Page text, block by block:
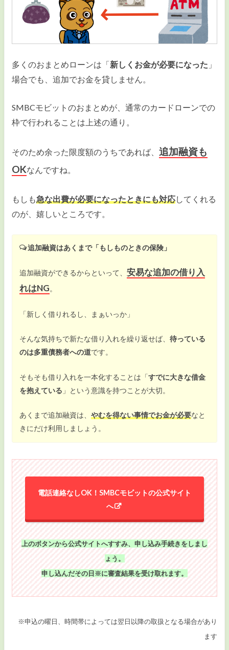
多くのおまとめローンは「新しくお金が必要になった 」
場合でも、追加でお金を貸しません。
SMBCモビットのおまとめが、通常のカードローンでの
枠で行われることは上述の通り。
そのため余った限度額のうちであれば、追加融資も
OKなんですね。
もしも急な出費が必要になったときにも対応してくれる
のが、嬉しいところです。
追加融資はあくまで「もしものときの保険」
追加融資ができるからといって、安易な追加の借り入
れはNG。
「新しく借りれるし、まぁいっか」
そんな気持ちで新たな借り入れを繰り返せば、待っている
のは多重債務者への道です。
そもそも借り入れを一本化することは「すでに大きな借金
を抱えている 」という意識を持つことが大切。
あくまで追加融資は、やむを得ない事情でお金が必要なと
きにだけ利用しましょう。
電話連絡なしOK！SMBCモビットの公式サイト
へ
上のボタンから公式サイトへすすみ、申し込み手続きをしまし
ょう。
申し込んだその日※に審査結果を受け取れます。
※申込の曜日、時間帯によっては翌日以降の取扱となる場合があり
ます